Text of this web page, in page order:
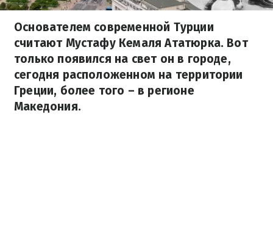
Основателем современной Турции
считают Мустафу Кемаля Ататюрка. Вот
только появился на свет он в городе,
сегодня расположенном на территории
Греции, более того – в регионе
Македония.